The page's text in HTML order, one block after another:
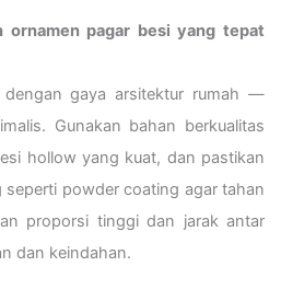
ornamen pagar besi yang tepat
dengan gaya arsitektur rumah —
Gunakan bahan berkualitas
hollow yang kuat, dan pastikan
seperti powder coating agar tahan
proporsi tinggi dan jarak antar
dan keindahan.